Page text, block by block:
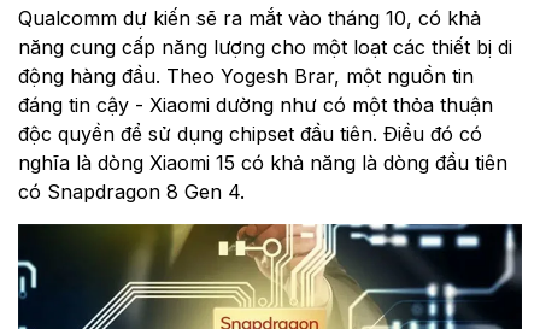
Qualcomm dự kiến ​​sẽ ra mắt vào tháng 10, có khả
năng cung cấp năng lượng cho một loạt các thiết bị di
động hàng đầu. Theo Yogesh Brar, một nguồn tin
đáng tin cậy - Xiaomi dường như có một thỏa thuận
độc quyền để sử dụng chipset đầu tiên. Điều đó có
nghĩa là dòng Xiaomi 15 có khả năng là dòng đầu tiên
có Snapdragon 8 Gen 4.